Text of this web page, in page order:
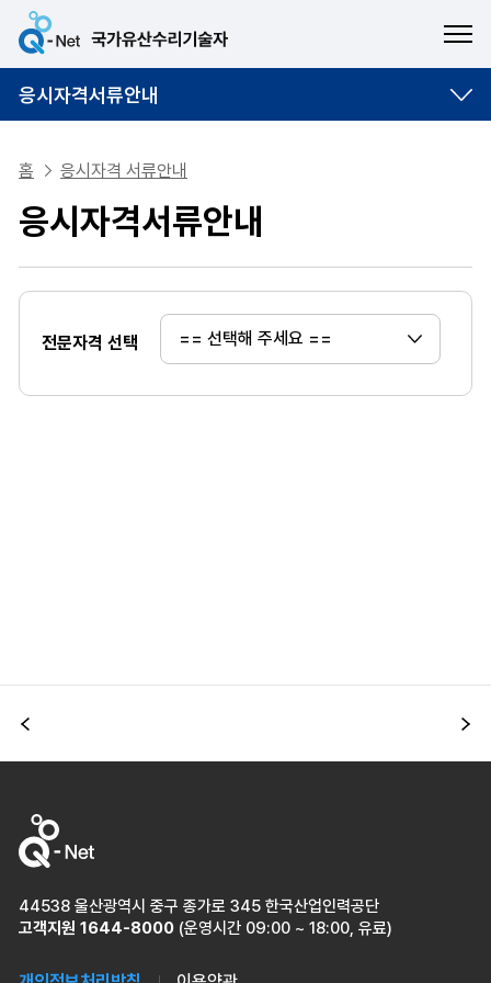
응시자격서류안내
홈 응시자격 서류안내
응시자격서류안내
전문자격 선택
이전
44538 울산광역시 중구 종가로 345 한국산업인력공단
고객지원 1644-8000 (운영시간 09:00 ~ 18:00, 유료)